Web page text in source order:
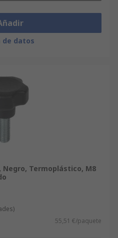
de control rápido.
de datos
Negro, Termoplástico, M8
55,51 €/paquete